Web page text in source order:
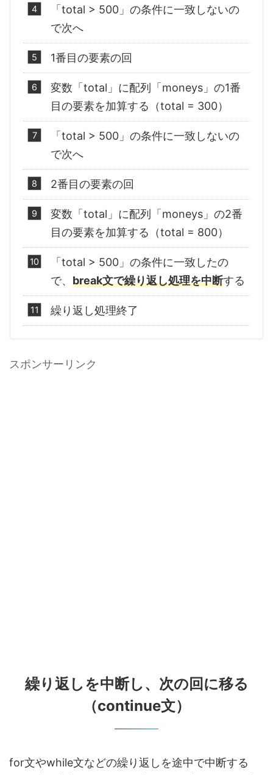
「total > 500」の条件に一致しないの
で次へ
1番目の要素の回
変数「total」に配列「moneys」の1番
目の要素を加算する（total = 300）
「total > 500」の条件に一致しないの
で次へ
2番目の要素の回
変数「total」に配列「moneys」の2番
目の要素を加算する（total = 800）
「total > 500」の条件に一致したの
で、 break文で繰り返し処理を中断する
繰り返し処理終了
スポンサーリンク
繰り返しを中断し、次の回に移る
（continue文）
for文やwhile文などの繰り返しを途中で中断する